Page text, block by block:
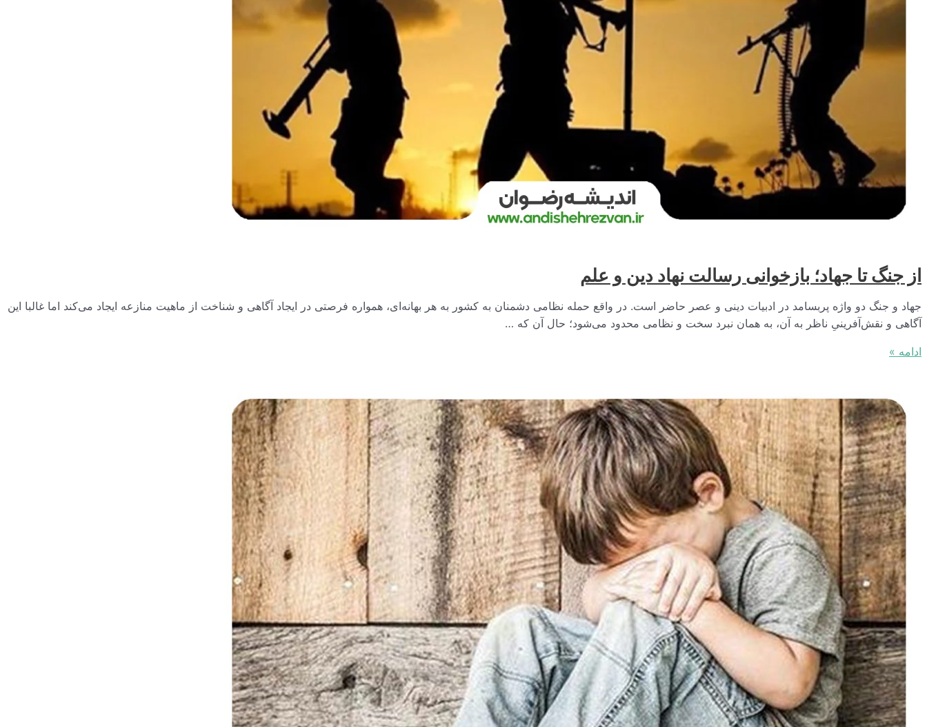
از جنگ تا جهاد؛ بازخوانی رسالت نهاد دین و علم
جهاد و جنگ دو واژه پربسامد در ادبیات دینی و عصر حاضر است. در واقع حمله نظامی دشمنان به کشور به هر بهانه‌ای، همواره فرصتی در ایجاد آگاهی و شناخت از ماهیت منازعه ایجاد می‌کند اما غالبا این
آگاهی و نقش‌آفرینیِ ناظر به آن، به همان نبرد سخت و نظامی محدود می‌شود؛ حال آن که …
از
جهاد؛
بازخوانی
رسالت
علم
ادامه »